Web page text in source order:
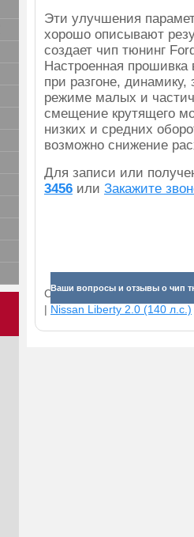
Эти улучшения
хорошо описывают
создает чип тюнинг
Настроенная прошивка
при разгоне, динамику,
режиме малых и
смещение крутящего
низких и средних
возможно снижение
Для записи или
3456 или Закажите
Ваши вопросы и отзывы о чип
Смотрите прибавки для
| Nissan Liberty 2.0 (140 л.с.)